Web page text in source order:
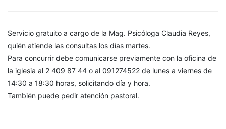
Servicio gratuito a cargo de la Mag. Psicóloga Claudia Reyes,
quién atiende las consultas los días martes.
Para concurrir debe comunicarse previamente con la oficina de
la iglesia al 2 409 87 44 o al 091274522 de lunes a viernes de
14:30 a 18:30 horas, solicitando día y hora.
También puede pedir atención pastoral.